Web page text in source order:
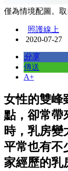
僅為情境配圖。取
照護線上
2020-07-27
分享
傳送
A+
女性的雙峰
點，卻常帶
時，乳房變
平常也有不
家經歷的乳